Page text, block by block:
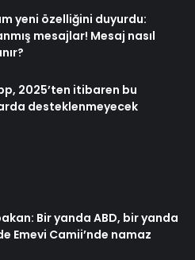
yeni özelliğini duyurdu:
mesajlar! Mesaj nasıl
2025’ten itibaren bu
desteklenmeyecek
Bir yanda ABD, bir yanda
Emevi Camii’nde namaz